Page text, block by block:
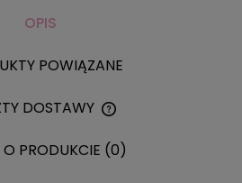
OPIS
POWIĄZANE
DOSTAWY
O PRODUKCIE (0)